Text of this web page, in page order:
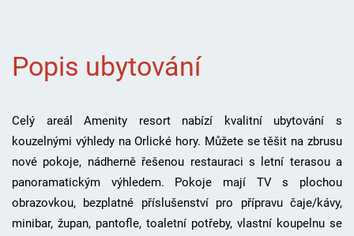
Popis ubytování
Celý areál Amenity resort nabízí kvalitní ubytování s
kouzelnými výhledy na Orlické hory. Můžete se těšit na zbrusu
nové pokoje, nádherně řešenou restauraci s letní terasou a
panoramatickým výhledem. Pokoje mají TV s plochou
obrazovkou, bezplatné příslušenství pro přípravu čaje/kávy,
minibar, župan, pantofle, toaletní potřeby, vlastní koupelnu se